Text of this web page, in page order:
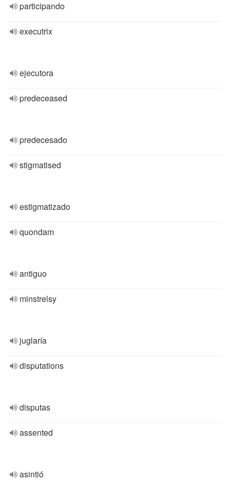
participando
executrix
ejecutora
predeceased
predecesado
stigmatised
estigmatizado
quondam
antiguo
minstrelsy
juglaría
disputations
disputas
assented
asintió